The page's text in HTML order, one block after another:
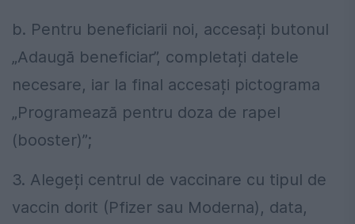
b. Pentru beneficiarii noi, accesați butonul
„Adaugă beneficiar”, completați datele
necesare, iar la final accesați pictograma
„Programează pentru doza de rapel
(booster)”;
3. Alegeți centrul de vaccinare cu tipul de
vaccin dorit (Pfizer sau Moderna), data,